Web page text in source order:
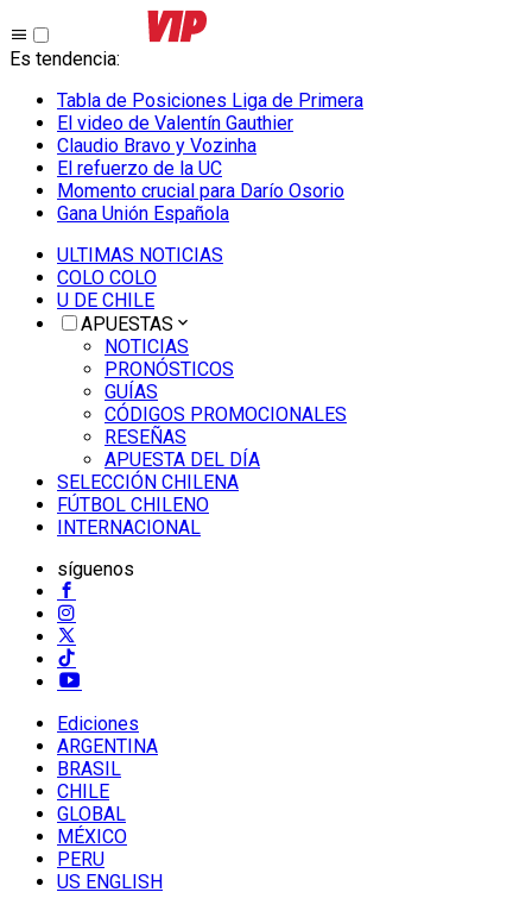
Es tendencia:
Tabla de Posiciones Liga de Primera
El video de Valentín Gauthier
Claudio Bravo y Vozinha
El refuerzo de la UC
Momento crucial para Darío Osorio
Gana Unión Española
ULTIMAS NOTICIAS
COLO COLO
U DE CHILE
APUESTAS
NOTICIAS
PRONÓSTICOS
GUÍAS
CÓDIGOS PROMOCIONALES
RESEÑAS
APUESTA DEL DÍA
SELECCIÓN CHILENA
FÚTBOL CHILENO
INTERNACIONAL
síguenos
Ediciones
ARGENTINA
BRASIL
CHILE
GLOBAL
MÉXICO
PERU
US ENGLISH